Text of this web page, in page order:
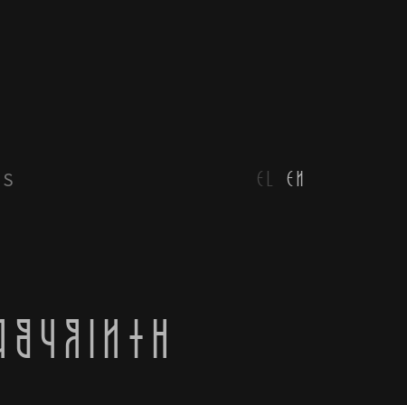
EL EN